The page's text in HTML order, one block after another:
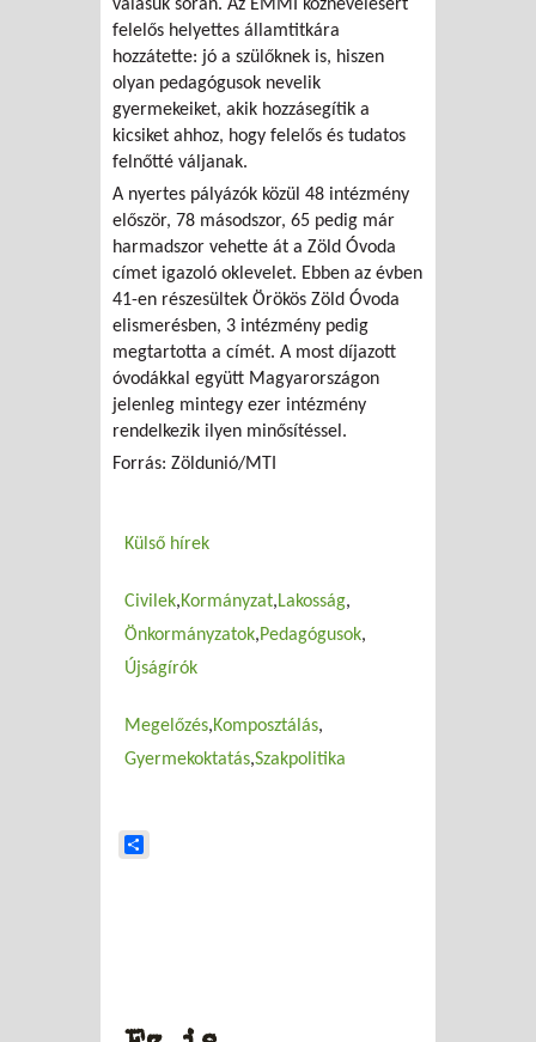
válásuk során. Az EMMI köznevelésért
felelős helyettes államtitkára
hozzátette: jó a szülőknek is, hiszen
olyan pedagógusok nevelik
gyermekeiket, akik hozzásegítik a
kicsiket ahhoz, hogy felelős és tudatos
felnőtté váljanak.
A nyertes pályázók közül 48 intézmény
először, 78 másodszor, 65 pedig már
harmadszor vehette át a Zöld Óvoda
címet igazoló oklevelet. Ebben az évben
41-en részesültek Örökös Zöld Óvoda
elismerésben, 3 intézmény pedig
megtartotta a címét. A most díjazott
óvodákkal együtt Magyarországon
jelenleg mintegy ezer intézmény
rendelkezik ilyen minősítéssel.
Forrás: Zöldunió/MTI
Külső hírek
Civilek Kormányzat Lakosság
Önkormányzatok Pedagógusok
Újságírók
Megelőzés Komposztálás
Gyermekoktatás Szakpolitika